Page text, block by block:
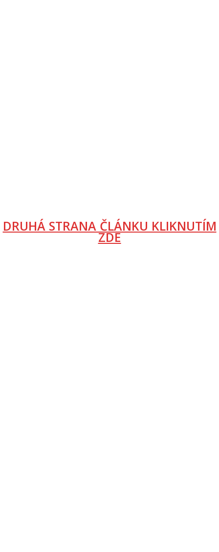
DRUHÁ STRANA ČLÁNKU KLIKNUTÍM
ZDE